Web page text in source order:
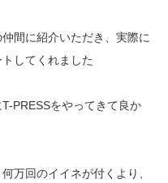
間に紹介いただき、実際に
してくれました
PRESSをやってきて良か
万回のイイネが付くより、